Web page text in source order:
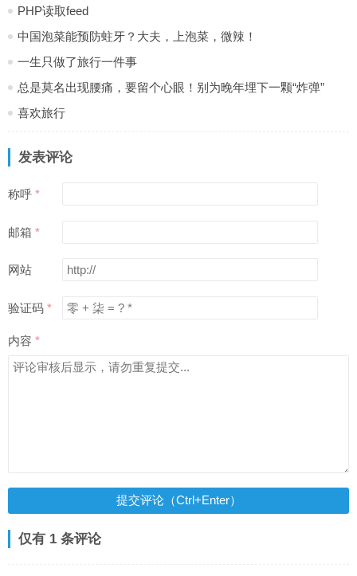
PHP读取feed
中国泡菜能预防蛀牙？大夫，上泡菜，微辣！
一生只做了旅行一件事
总是莫名出现腰痛，要留个心眼！别为晚年埋下一颗“炸弹”
喜欢旅行
发表评论
称呼
邮箱
网站
验证码
内容
提交评论（Ctrl+Enter）
仅有 1 条评论